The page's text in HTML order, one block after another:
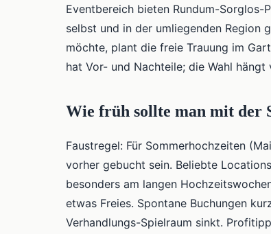
Eventbereich bieten Rundum-Sorglos-
selbst und in der umliegenden Region
möchte, plant die freie Trauung im
hat Vor- und Nachteile; die Wahl
Wie früh sollte man mit der
Faustregel: Für Sommerhochzeiten
vorher gebucht sein. Beliebte
besonders am langen
etwas Freies. Spontane Buchungen
Verhandlungs-Spielraum sinkt.